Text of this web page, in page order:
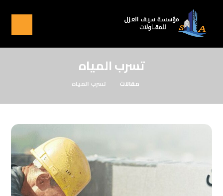
تسرب المياه
مقالات تسرب المياه